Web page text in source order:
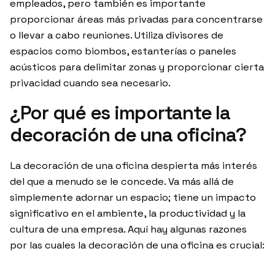
empleados, pero también es importante
proporcionar áreas más privadas para concentrarse
o llevar a cabo reuniones. Utiliza divisores de
espacios como biombos, estanterías o paneles
acústicos para delimitar zonas y proporcionar cierta
privacidad cuando sea necesario.
¿Por qué es importante la
decoración de una oficina?
La decoración de una oficina despierta más interés
del que a menudo se le concede. Va más allá de
simplemente adornar un espacio; tiene un impacto
significativo en el ambiente, la productividad y la
cultura de una empresa. Aquí hay algunas razones
por las cuales la decoración de una oficina es crucial: